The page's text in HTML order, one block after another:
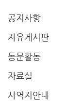
공지사항
자유게시판
동문활동
자료실
사역지안내